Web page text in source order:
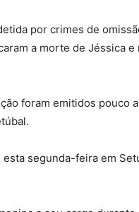
por crimes de
a morte de Jéssica
foram emitidos pouco
esta segunda-feira em